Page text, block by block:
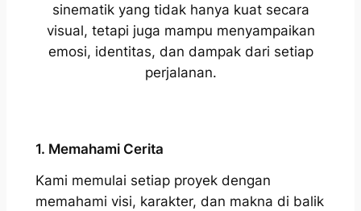
sinematik yang tidak hanya kuat secara
visual, tetapi juga mampu menyampaikan
emosi, identitas, dan dampak dari setiap
perjalanan.
1. Memahami Cerita
Kami memulai setiap proyek dengan
memahami visi, karakter, dan makna di balik